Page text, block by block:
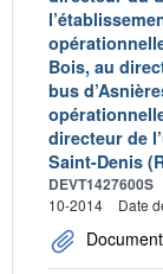
Bois, au
bus
directeur de
Saint-Denis
DEVT1427600S
10-2014
Date